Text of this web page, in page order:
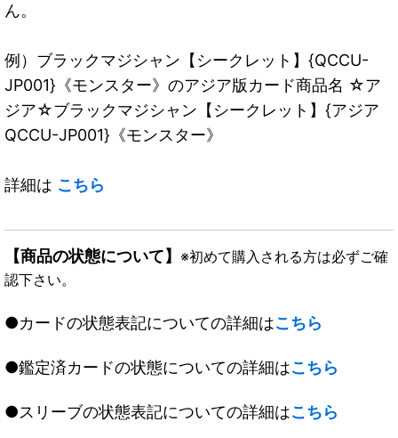
ん。
例）ブラックマジシャン【シークレット】{QCCU-
JP001}《モンスター》のアジア版カード商品名 ☆ア
ジア☆ブラックマジシャン【シークレット】{アジア
QCCU-JP001}《モンスター》
詳細は こちら
【商品の状態について】 ※初めて購入される方は必ずご確
認下さい。
●カードの状態表記についての詳細はこちら
●鑑定済カードの状態についての詳細はこちら
●スリーブの状態表記についての詳細はこちら